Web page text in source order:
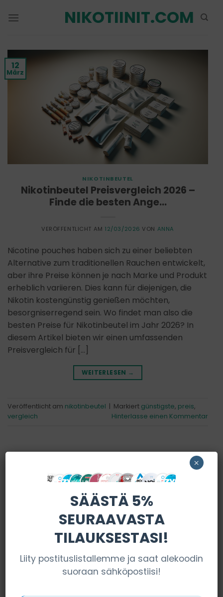
Inhalt
NIKOTIINIT.COM
12
März
NIKOTINBEUTEL
Nikotinbeutel Preisvergleich 2026 –
Finde die besten Ange…
VERÖFFENTLICHT AM 12/03/2026 VON ANNA
Nicotine pouches haben sich zu einer beliebten
Alternative zum traditionellen Rauchen entwickelt,
aber ihre Preise können je nach Marke und Produkt
erheblich variieren. Dies kann für diejenigen, die
Nikotin kostengünstig genießen möchten,
besorgniserregend sein. Wo findet man also die
besten Preise für Nikotinbeutel im Jahr 2026? In
diesem Artikel bieten wir einen umfassenden
Preisvergleich für […]
WEITERLESEN →
Veröffentlicht am nikotinbeutel | Markiert günstigste, preis,
vergleich
Hinterlasse einen Kommentar
SUOSITUT MYYMÄLÄT
Miamisnus
Los Pouches
SÄÄSTÄ 5%
SEURAAVASTA
TILAUKSESTASI!
Liity postituslistallemme ja saat alekoodin
suoraan sähköpostiisi!
×